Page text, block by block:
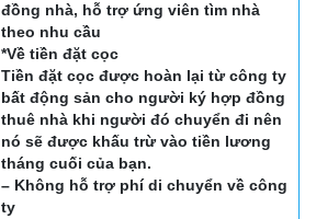
đồng nhà, hỗ trợ ứng viên tìm nhà
theo nhu cầu
*Về tiền đặt cọc
Tiền đặt cọc được hoàn lại từ công ty
bất động sản cho người ký hợp đồng
thuê nhà khi người đó chuyển đi nên
nó sẽ được khấu trừ vào tiền lương
tháng cuối của bạn.
– Không hỗ trợ phí di chuyển về công
ty